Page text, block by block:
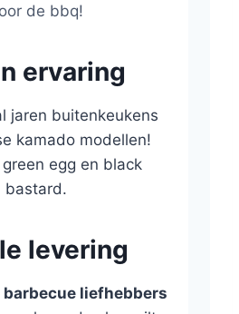
de bbq!
ervaring
jaren buitenkeukens
kamado modellen!
egg en black
bastard.
levering
barbecue liefhebbers